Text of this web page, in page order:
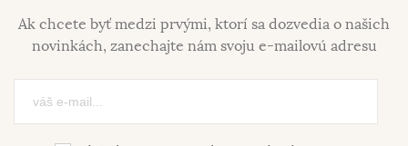
Ak chcete byť medzi prvými, ktorí sa dozvedia o našich
novinkách, zanechajte nám svoju e-mailovú adresu